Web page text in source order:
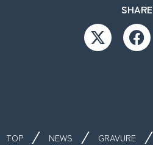
SHARE
TOP NEWS GRAVURE